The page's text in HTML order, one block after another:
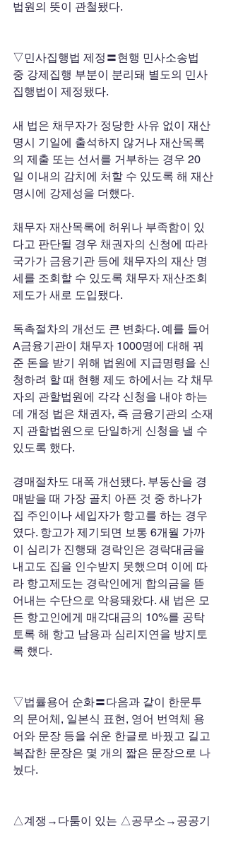
법원의 뜻이 관철됐다.
▽민사집행법 제정〓현행 민사소송법
중 강제집행 부분이 분리돼 별도의 민사
집행법이 제정됐다.
새 법은 채무자가 정당한 사유 없이 재산
명시 기일에 출석하지 않거나 재산목록
의 제출 또는 선서를 거부하는 경우 20
일 이내의 감치에 처할 수 있도록 해 재산
명시에 강제성을 더했다.
채무자 재산목록에 허위나 부족함이 있
다고 판단될 경우 채권자의 신청에 따라
국가가 금융기관 등에 채무자의 재산 명
세를 조회할 수 있도록 채무자 재산조회
제도가 새로 도입됐다.
독촉절차의 개선도 큰 변화다. 예를 들어
A금융기관이 채무자 1000명에 대해 꿔
준 돈을 받기 위해 법원에 지급명령을 신
청하려 할 때 현행 제도 하에서는 각 채무
자의 관할법원에 각각 신청을 내야 하는
데 개정 법은 채권자, 즉 금융기관의 소재
지 관할법원으로 단일하게 신청을 낼 수
있도록 했다.
경매절차도 대폭 개선됐다. 부동산을 경
매받을 때 가장 골치 아픈 것 중 하나가
집 주인이나 세입자가 항고를 하는 경우
였다. 항고가 제기되면 보통 6개월 가까
이 심리가 진행돼 경락인은 경락대금을
내고도 집을 인수받지 못했으며 이에 따
라 항고제도는 경락인에게 합의금을 뜯
어내는 수단으로 악용돼왔다. 새 법은 모
든 항고인에게 매각대금의 10%를 공탁
토록 해 항고 남용과 심리지연을 방지토
록 했다.
▽법률용어 순화〓다음과 같이 한문투
의 문어체, 일본식 표현, 영어 번역체 용
어와 문장 등을 쉬운 한글로 바꿨고 길고
복잡한 문장은 몇 개의 짧은 문장으로 나
눴다.
△계쟁→다툼이 있는 △공무소→공공기